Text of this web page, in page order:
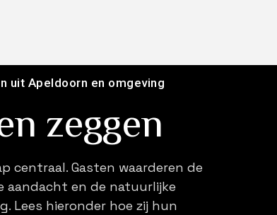
uit Apeldoorn en omgeving
zeggen
centraal. Gasten waarderen de
aandacht en de natuurlijke
Lees hieronder hoe zij hun